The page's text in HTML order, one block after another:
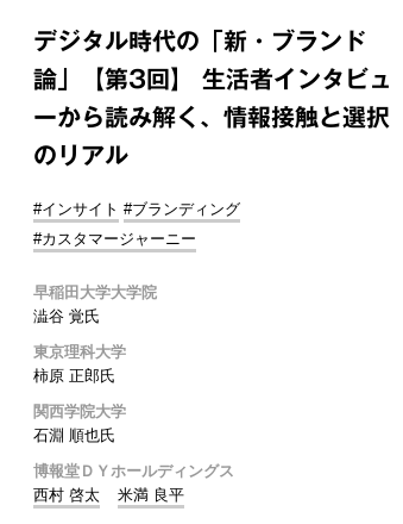
デジタル時代の「新・ブランド
論」【第3回】 生活者インタビュ
ーから読み解く、情報接触と選択
のリアル
#インサイト #ブランディング
#カスタマージャーニー
早稲田大学大学院
澁谷 覚氏
東京理科大学
柿原 正郎氏
関西学院大学
石淵 順也氏
博報堂ＤＹホールディングス
西村 啓太
米満 良平